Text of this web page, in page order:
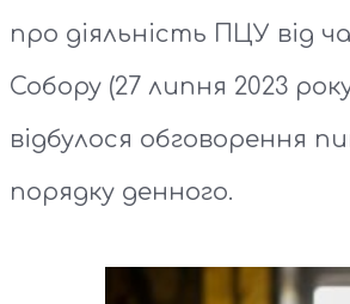
про діяльність ПЦУ від
Собору (27 липня 2023
відбулося обговорення
порядку денного.